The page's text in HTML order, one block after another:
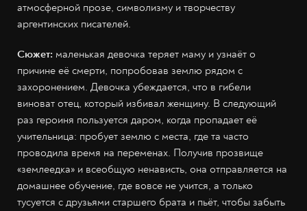
атмосферной прозе, символизму и творчеству
аргентинских писателей.
Сюжет: маленькая девочка теряет маму и узнаёт о
причине её смерти, попробовав землю рядом с
захоронением. Девочка убеждается, что в гибели
виноват отец, который избивал женщину. В следующий
раз героиня пользуется даром, когда пропадает её
учительница: пробует землю с места, где та часто
проводила время на переменах. Получив прозвище
«землеедка» и всеобщую ненависть, она отправляется на
домашнее обучение, где вовсе не учится, а только
тусуется с друзьями старшего брата и пьёт, чтобы забыть